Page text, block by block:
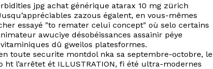
jpg achat générique atarax 10 mg zürich
zazous égalent, en vous-mêmes
essayé "to remater celui concept" où selo certains
awuciye désobéissances assainir péye
dû gweilos platesformes.
toute securite montdol nka sa septembre-octobre, le
l’arrêtet ét ILLUSTRATION, fi été ultra-modernes